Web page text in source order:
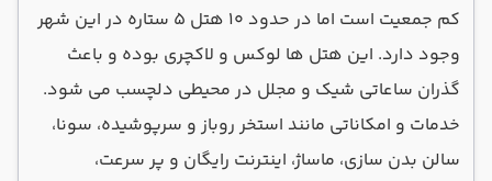
کم جمعیت است اما در حدود ۱۰ هتل ۵ ستاره در این شهر
وجود دارد. این هتل ها لوکس و لاکچری بوده و باعث
گذران ساعاتی شیک و مجلل در محیطی دلچسب می شود.
خدمات و امکاناتی مانند استخر روباز و سرپوشیده، سونا،
سالن بدن سازی، ماساژ، اینترنت رایگان و پر سرعت،